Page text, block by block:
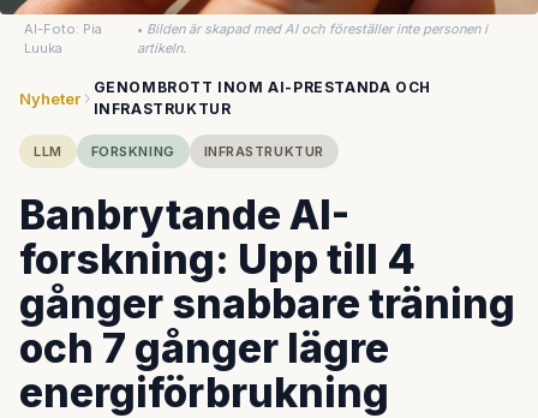
AI-Foto: Pia
Luuka
• Bilden är skapad med AI och föreställer inte personen i
artikeln.
Nyheter
GENOMBROTT INOM AI-PRESTANDA OCH
INFRASTRUKTUR
LLM FORSKNING INFRASTRUKTUR
Banbrytande AI-
forskning: Upp till 4
gånger snabbare träning
och 7 gånger lägre
energiförbrukning